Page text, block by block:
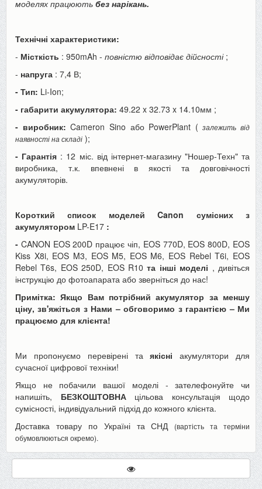
моделях працюють без нарікань.
Технічні характеристики:
- Місткість : 950mAh - повністю відповідає дійсності;
- напруга : 7,4 В;
- Тип: Li-Ion;
- габарити акумулятора: 49.22 x 32.73 x 14.10мм ;
- виробник: Cameron Sino або PowerPlant ( залежить від
наявності на складі );
- Гарантія : 12 міс. від інтернет-магазину "Ношер-Техн" та
виробника, т.к. впевнені в якості та довговічності
акумуляторів.
Короткий список моделей Canon сумісних з
акумулятором LP-E17 :
- CANON EOS 200D працює чіп, EOS 770D, EOS 800D, EOS
Kiss X8i, EOS M3, EOS M5, EOS M6, EOS Rebel T6i, EOS
Rebel T6s, EOS 250D, EOS R10та інші моделі , дивіться
інструкцію до фотоапарата або зверніться до нас!
Примітка: Якщо Вам потрібний акумулятор за меншу
ціну, зв'яжіться з Нами – обговоримо з гарантією – Ми
працюємо для клієнта!
Ми пропонуємо перевірені таякісні акумулятори для
сучасної цифрової техніки!
Якщо не побачили вашої моделі - зателефонуйте чи
напишіть, БЕЗКОШТОВНАцільова консультація щодо
сумісності, індивідуальний підхід до кожного клієнта.
Доставка товару по Україні та СНД
(вартість та терміни
обумовлюються окремо).